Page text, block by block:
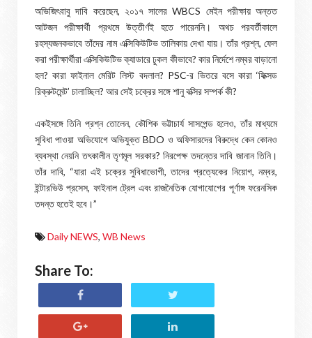
অভিজিৎবাবু দাবি করেছেন, ২০১৭ সালের WBCS মেইন পরীক্ষায় অন্তত
আটজন পরীক্ষার্থী প্রথমে উত্তীর্ণই হতে পারেননি। অথচ পরবর্তীকালে
রহস্যজনকভাবে তাঁদের নাম এক্সিকিউটিভ তালিকায় দেখা যায়। তাঁর প্রশ্ন, ফেল
করা পরীক্ষার্থীরা এক্সিকিউটিভ ক্যাডারে ঢুকল কীভাবে? কার নির্দেশে নম্বর বাড়ানো
হল? কারা ফাইনাল মেরিট লিস্ট বদলাল? PSC-র ভিতরে বসে কারা ‘ফিক্সড
রিক্রুটমেন্ট’ চালাচ্ছিল? আর সেই চক্রের সঙ্গে শানু বক্সির সম্পর্ক কী?
একইসঙ্গে তিনি প্রশ্ন তোলেন, কৌশিক ভট্টাচার্য সাসপেন্ড হলেও, তাঁর মাধ্যমে
সুবিধা পাওয়া অভিযোগে অভিযুক্ত BDO ও অফিসারদের বিরুদ্ধে কেন কোনও
ব্যবস্থা নেয়নি তৎকালীন তৃণমূল সরকার? নিরপেক্ষ তদন্তের দাবি জানান তিনি।
তাঁর দাবি, “যারা এই চক্রের সুবিধাভোগী, তাদের প্রত্যেকের নিয়োগ, নম্বর,
ইন্টারভিউ প্রসেস, ফাইনাল ট্রেল এবং রাজনৈতিক যোগাযোগের পূর্ণাঙ্গ ফরেনসিক
তদন্ত হতেই হবে।”
Daily NEWS, WB News
Share To: